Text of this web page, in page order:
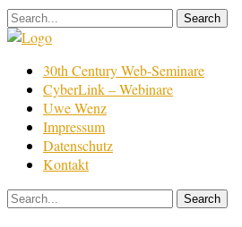
Skip
to
Film
Bearbeitung
30th Century Web-Seminare
CyberLink – Webinare
Uwe Wenz
Impressum
Datenschutz
Kontakt